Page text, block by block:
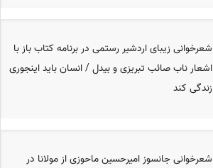
شعرخوانی زیبای اردشیر رستمی در برنامه کتاب باز با
اشعار ناب صائب تبریزی و بیدل / انسان باید اینجوری
زندگی کند
شعرخوانی جانسوز امیرحسین ماحوزی از مولانا در